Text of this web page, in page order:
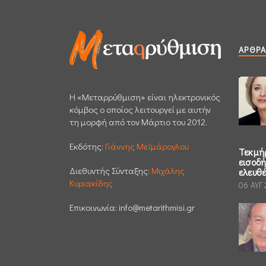
H «Μεταρρύθμιση» είναι ηλεκτρονικός
κόμβος ο οποίος λειτουργεί με αυτήν
τη μορφή από τον Μάρτιο του 2012.
Εκδότης: Γιάννης Μεϊμάρογλου
Διεθυντής Σύνταξης: Μιχάλης
Κυριακίδης
Επικοινωνία: info@metarithmisi.gr
ΆΡΘΡΑ
06 ΑΥΓ